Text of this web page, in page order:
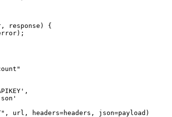
response) {
url, headers=headers, json=payload)